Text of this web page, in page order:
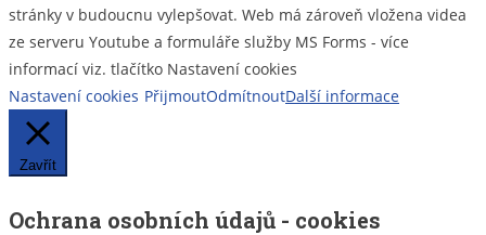
stránky v budoucnu vylepšovat. Web má zároveň vložena videa
ze serveru Youtube a formuláře služby MS Forms - více
informací viz. tlačítko Nastavení cookies
Nastavení cookies PřijmoutOdmítnoutDalší informace
Zavřít
Ochrana osobních údajů - cookies